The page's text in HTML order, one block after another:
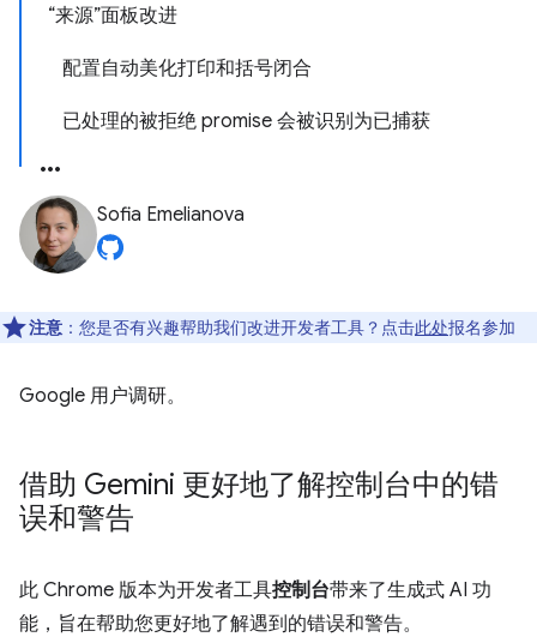
“来源”面板改进
配置自动美化打印和括号闭合
已处理的被拒绝 promise 会被识别为已捕获
Sofia Emelianova
注意 ：您是否有兴趣帮助我们改进开发者工具？点击此处报名参加
Google 用户调研。
借助 Gemini 更好地了解控制台中的错
误和警告
此 Chrome 版本为开发者工具控制台带来了生成式 AI 功
能，旨在帮助您更好地了解遇到的错误和警告。